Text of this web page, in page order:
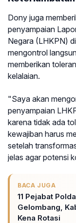
Dony juga
penyampaian
Negara (LHKPN)
mengontrol
memberikan
kelalaian.
"Saya akan
penyampaian
karena tidak ada
kewajiban harus
setelah
jelas agar potensi
BACA JUGA
11 Pejabat
Gelombang,
Kena Rotasi